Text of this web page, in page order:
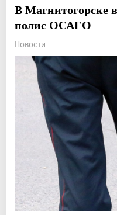
В Магнитогорске
полис ОСАГО
Новости